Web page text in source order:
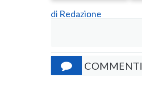
di Redazione
COMMENTI